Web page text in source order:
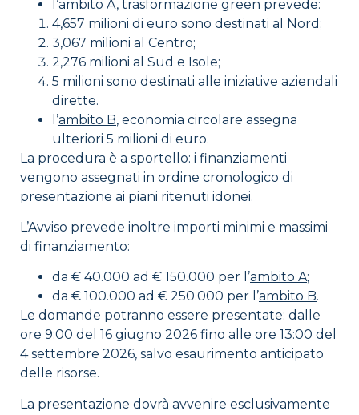
l’ambito A, trasformazione green prevede:
4,657 milioni di euro sono destinati al Nord;
3,067 milioni al Centro;
2,276 milioni al Sud e Isole;
5 milioni sono destinati alle iniziative aziendali
dirette.
l’ambito B, economia circolare assegna
ulteriori 5 milioni di euro.
La procedura è a sportello: i finanziamenti
vengono assegnati in ordine cronologico di
presentazione ai piani ritenuti idonei.
L’Avviso prevede inoltre importi minimi e massimi
di finanziamento:
da € 40.000 ad € 150.000 per l’ambito A;
da € 100.000 ad € 250.000 per l’ambito B.
Le domande potranno essere presentate: dalle
ore 9:00 del 16 giugno 2026 fino alle ore 13:00 del
4 settembre 2026, salvo esaurimento anticipato
delle risorse.
La presentazione dovrà avvenire esclusivamente